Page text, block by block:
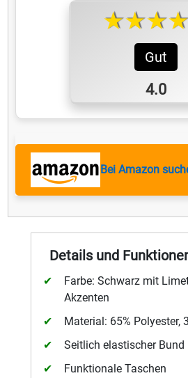
Gut
4.0
Bei Amazon
Details und
Farbe: Schwarz mit
Akzenten
Material: 65% Polyester,
Seitlich elastischer Bund
Funktionale Taschen